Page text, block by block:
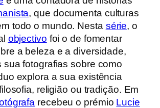
, que documenta culturas
todo o mundo. Nesta série, o
objectivo foi o de fomentar
a beleza e a diversidade,
sua fotografias sobre como
explora a sua existência
religião ou tradição. Em
recebeu o prémio Lucie